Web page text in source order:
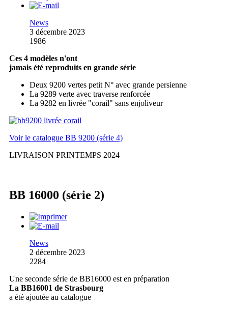
News
3 décembre 2023
1986
Ces 4 modèles n'ont
jamais été reproduits en grande série
Deux 9200 vertes petit N° avec grande persienne
La 9289 verte avec traverse renforcée
La 9282 en livrée "corail" sans enjoliveur
Voir le catalogue BB 9200 (série 4)
LIVRAISON PRINTEMPS 2024
BB 16000 (série 2)
News
2 décembre 2023
2284
Une seconde série de BB16000 est en préparation
La BB16001 de Strasbourg
a été ajoutée au catalogue